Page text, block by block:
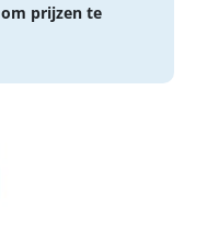
om prijzen te